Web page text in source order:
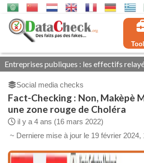
publiques : les effectifs relayés par
Social media checks
Fact-Checking : Non, Makèpè
une zone rouge de Choléra
il y a 4 ans (16 mars 2022)
~ Derniere mise à jour le 19 février 2024,